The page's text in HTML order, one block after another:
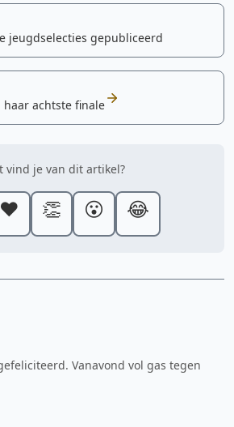
jeugdselecties gepubliceerd
haar achtste finale
vind je van dit artikel?
❤️ 👏 😮 😂
Vanavond vol gas tegen